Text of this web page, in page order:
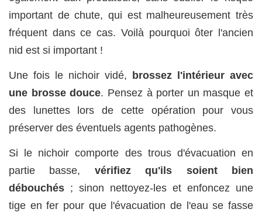
important de chute, qui est malheureusement très
fréquent dans ce cas. Voilà pourquoi ôter l'ancien
nid est si important !
Une fois le nichoir vidé,
brossez l'intérieur avec
une brosse douce. Pensez à porter un masque et
des lunettes lors de cette opération pour vous
préserver des éventuels agents pathogènes.
Si le nichoir comporte des trous d'évacuation en
partie basse, vérifiez qu'ils soient bien
débouchés ; sinon nettoyez-les et enfoncez une
tige en fer pour que l'évacuation de l'eau se fasse